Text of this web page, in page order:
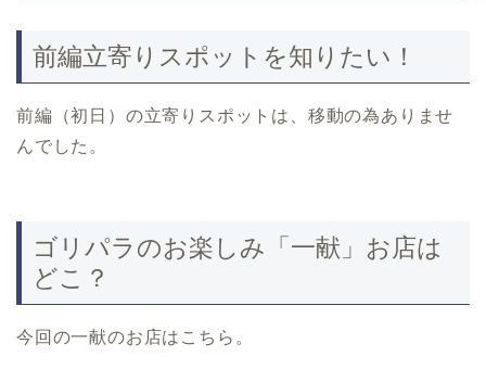
前編立寄りスポットを知りたい！
前編（初日）の立寄りスポットは、移動の為ありませ
んでした。
ゴリパラのお楽しみ「一献」お店は
どこ？
今回の一献のお店はこちら。